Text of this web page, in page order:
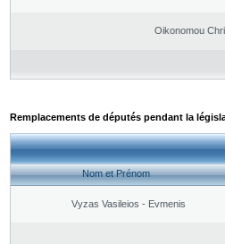
Oikonomou
Remplacements de députés pendant la
Nom et Prénom
Vyzas Vasileios - Evmenis